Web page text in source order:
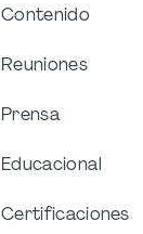
Contenido
Reuniones
Prensa
Educacional
Certificaciones